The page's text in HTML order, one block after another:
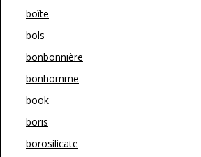
boîte
bols
bonbonnière
bonhomme
book
boris
borosilicate